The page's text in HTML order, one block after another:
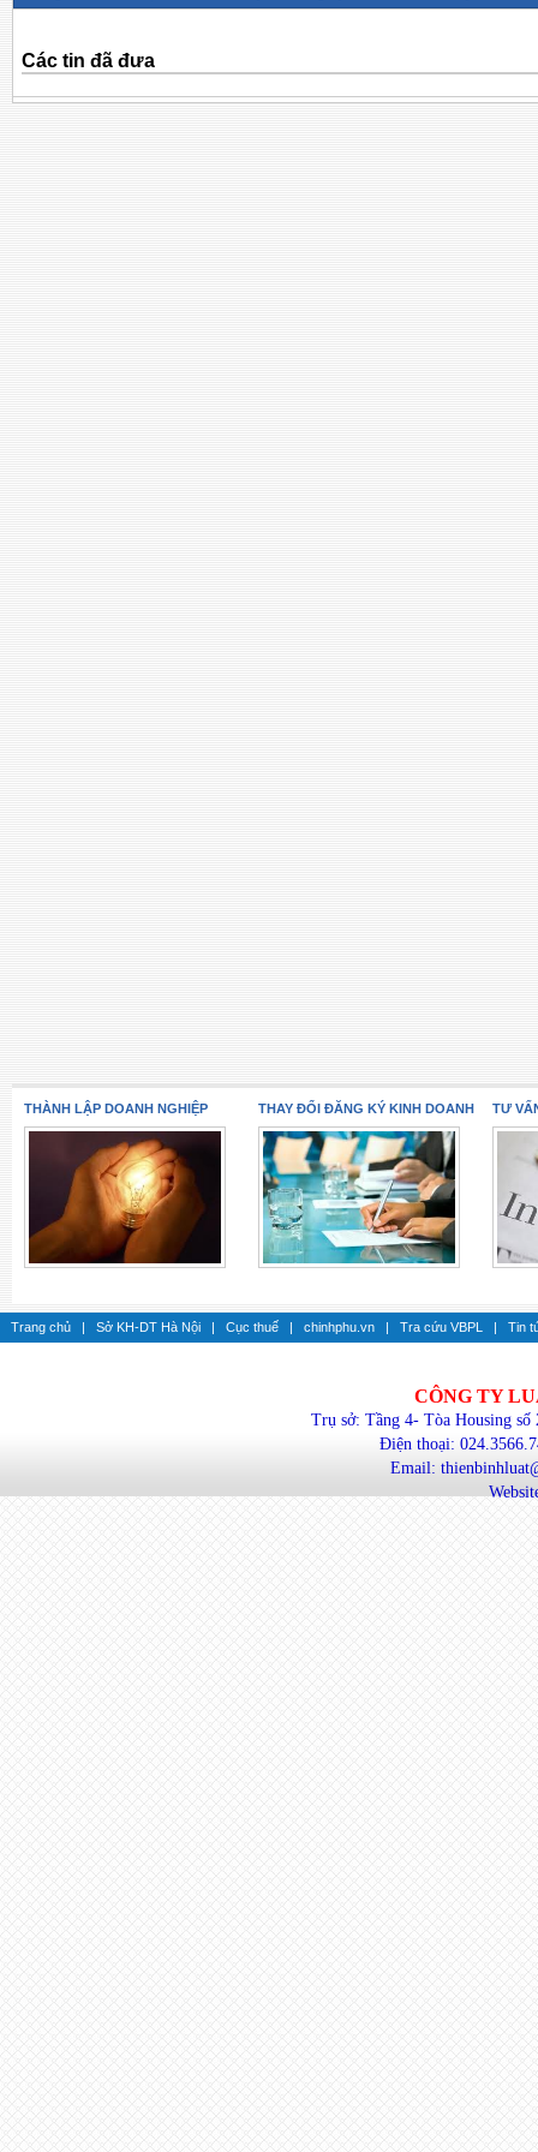
Các tin đã đưa
THÀNH LẬP DOANH NGHIỆP THAY ĐỔI ĐĂNG KÝ KINH DOANH TƯ
Trang chủ | Sở KH-DT Hà Nội | Cục thuế | chinhphu.vn | Tra cứu VBPL | Tin
CÔNG TY
Trụ sở: Tầng 4- Tòa Housing
Điện thoại:
Email: